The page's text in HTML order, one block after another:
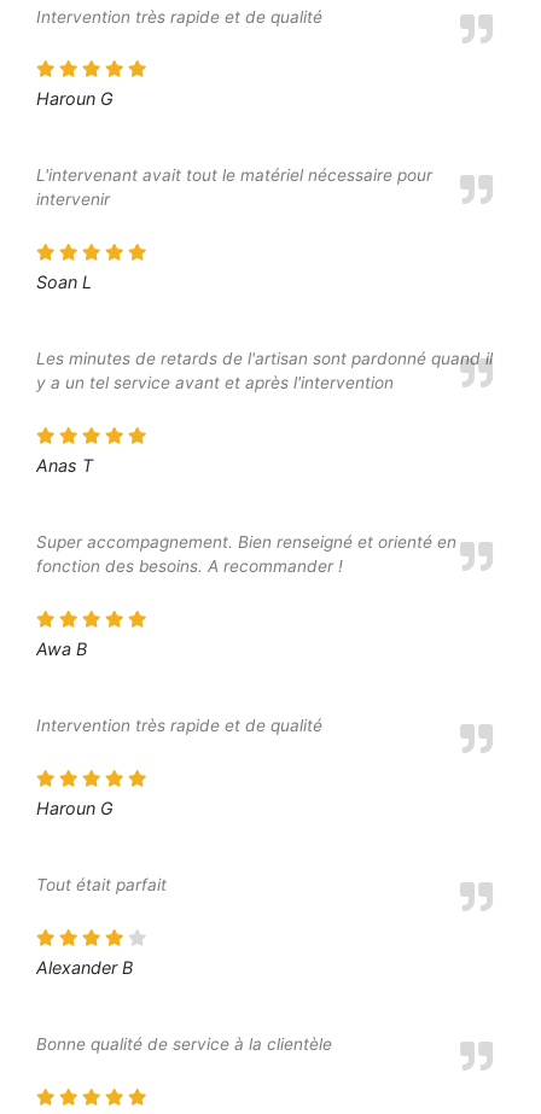
Intervention très rapide et de qualité
Haroun G
L'intervenant avait tout le matériel nécessaire pour
intervenir
Soan L
Les minutes de retards de l'artisan sont pardonné quand il
y a un tel service avant et après l'intervention
Anas T
Super accompagnement. Bien renseigné et orienté en
fonction des besoins. A recommander !
Awa B
Intervention très rapide et de qualité
Haroun G
Tout était parfait
Alexander B
Bonne qualité de service à la clientèle